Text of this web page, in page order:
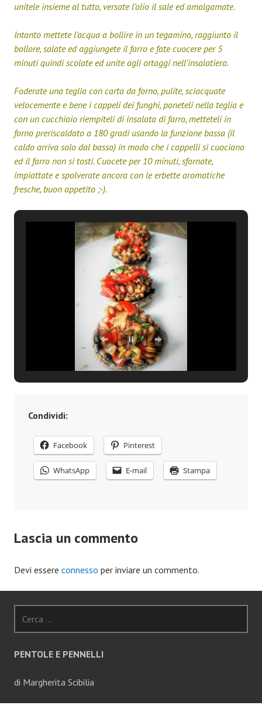
unitele insieme al tutto, versate l’olio il sale ed amalgamate.
Intanto mettete l’acqua a bollire in un tegamino, raggiunto il
bollore, salate ed aggiungete il farro e fate cuocere per 5
minuti quindi scolate ed unite agli ortaggi nell’insalatiera.
Foderate una teglia con carta da forno, pulite, sciacquate
velocemente e bene i cappeli dei funghi, poneteli nella teglia e
con un cucchiaio riempiteli di insalata di farro, metteteli in
forno preriscaldato a 180 gradi usando la funzione bassa (il
caldo arriva solo dal basso) in modo che i cappelli si cuociano
ed il farro non si tosti. Cuocete per 10 minuti, sfornate,
impiattate e spolverate ancora con le erbette aromatiche
fresche, buon appetito ;-).
Condividi:
Facebook Pinterest
WhatsApp E-mail Stampa
Lascia un commento
Devi essere connesso per inviare un commento.
per:
PENTOLE E PENNELLI
di Margherita Scibilia